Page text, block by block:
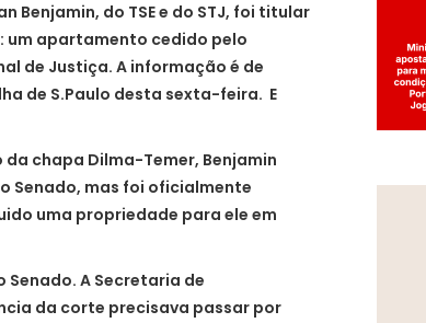
Benjamin, do TSE e do STJ, foi titular
um apartamento cedido pelo
de Justiça. A informação é de
de S.Paulo desta sexta-feira. E
chapa Dilma-Temer, Benjamin
Senado, mas foi oficialmente
uma propriedade para ele em
A Secretaria de
da corte precisava passar por